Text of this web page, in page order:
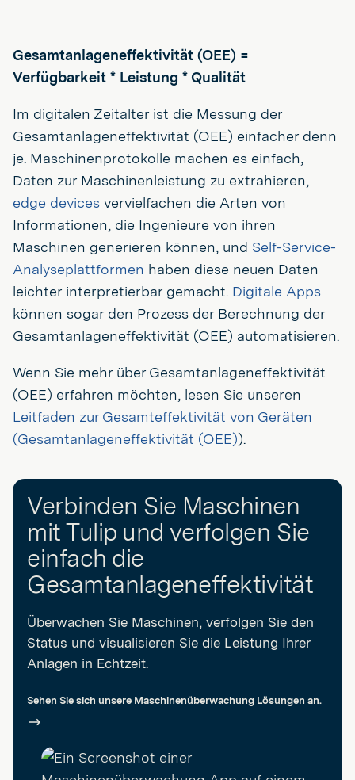
Gesamtanlageneffektivität (OEE) =
Verfügbarkeit * Leistung * Qualität
Im digitalen Zeitalter ist die Messung der
Gesamtanlageneffektivität (OEE) einfacher denn
je. Maschinenprotokolle machen es einfach,
Daten zur Maschinenleistung zu extrahieren,
edge devices vervielfachen die Arten von
Informationen, die Ingenieure von ihren
Maschinen generieren können, und Self-Service-
Analyseplattformen haben diese neuen Daten
leichter interpretierbar gemacht. Digitale Apps
können sogar den Prozess der Berechnung der
Gesamtanlageneffektivität (OEE) automatisieren.
Wenn Sie mehr über Gesamtanlageneffektivität
(OEE) erfahren möchten, lesen Sie unseren
Leitfaden zur Gesamteffektivität von Geräten
(Gesamtanlageneffektivität (OEE)).
Verbinden Sie Maschinen
mit Tulip und verfolgen Sie
einfach die
Gesamtanlageneffektivität
Überwachen Sie Maschinen, verfolgen Sie den
Status und visualisieren Sie die Leistung Ihrer
Anlagen in Echtzeit.
Sehen Sie sich unsere Maschinenüberwachung Lösungen an.